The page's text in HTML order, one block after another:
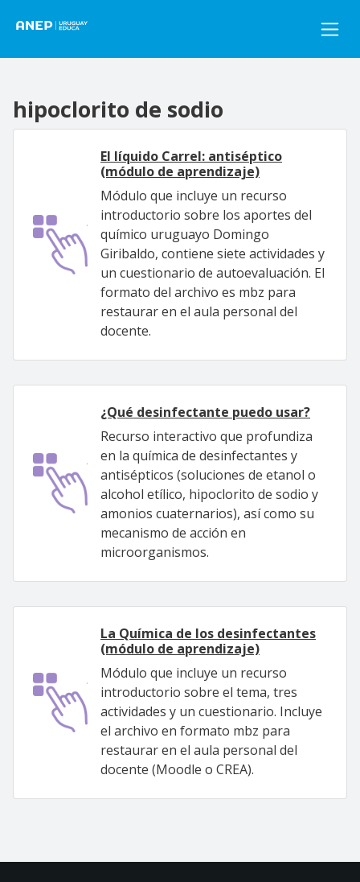
hipoclorito de sodio
El líquido Carrel: antiséptico
(módulo de aprendizaje)
Módulo que incluye un recurso
introductorio sobre los aportes del
químico uruguayo Domingo
Giribaldo, contiene siete actividades y
un cuestionario de autoevaluación. El
formato del archivo es mbz para
restaurar en el aula personal del
docente.
¿Qué desinfectante puedo usar?
Recurso interactivo que profundiza
en la química de desinfectantes y
antisépticos (soluciones de etanol o
alcohol etílico, hipoclorito de sodio y
amonios cuaternarios), así como su
mecanismo de acción en
microorganismos.
La Química de los desinfectantes
(módulo de aprendizaje)
Módulo que incluye un recurso
introductorio sobre el tema, tres
actividades y un cuestionario. Incluye
el archivo en formato mbz para
restaurar en el aula personal del
docente (Moodle o CREA).